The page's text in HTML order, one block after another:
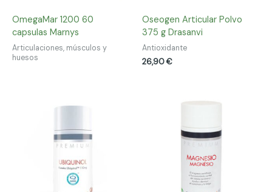
OmegaMar 1200 60
capsulas Marnys
Articulaciones, músculos y
huesos
Oseogen Articular Polvo
375 g Drasanvi
Antioxidante
26,90€